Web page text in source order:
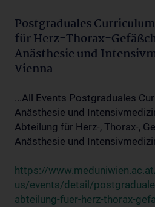
Postgraduales
für Herz-Thorax-
Anästhesie und
Vienna
...All Events Postgraduales
Anästhesie und
Abteilung für Herz-, Thorax-,
Anästhesie und
https://
us/events/detail/
abteilung-fuer-herz-thorax-